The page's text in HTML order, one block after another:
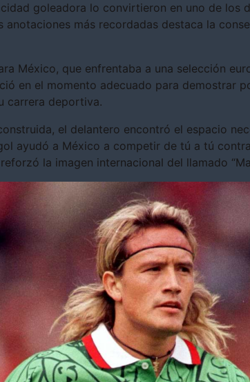
goleadora lo convirtieron en uno de los
anotaciones más recordadas destaca la
México, que enfrentaba a una selección
en el momento adecuado para demostrar
carrera deportiva.
el delantero encontró el espacio
ayudó a México a competir de tú a tú
la imagen internacional del llamado